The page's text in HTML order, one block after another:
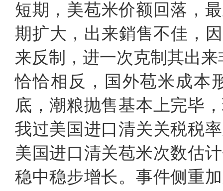
短期，美苞米价额回落，
期扩大，出来銷售不佳，
来反制，进一次克制其出
恰恰相反，国外苞米成本
底，潮粮抛售基本上完毕
我过美国进口清关关税税
美国进口清关苞米次数估
稳中稳步增长。事件侧重